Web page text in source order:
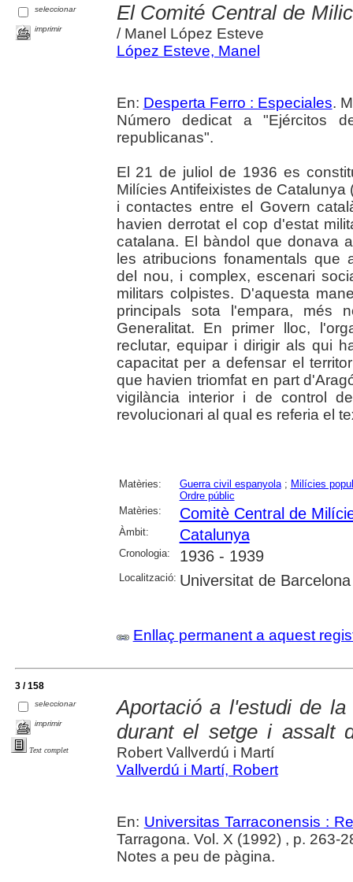
seleccionar
imprimir
El Comité Central de
/ Manel López Esteve
López Esteve, Manel
En: Desperta Ferro : Especiales.
Número dedicat a "Ejércitos
republicanas".
El 21 de juliol de 1936 es
Milícies Antifeixistes de
i contactes entre el Govern
havien derrotat el cop d'estat
catalana. El bàndol que donava
les atribucions fonamentals que
del nou, i complex, escenari
militars colpistes. D'aquesta
principals sota l'empara, més
Generalitat. En primer lloc,
reclutar, equipar i dirigir als qui
capacitat per a defensar el
que havien triomfat en part
vigilància interior i de control
revolucionari al qual es referia el
Matèries: Guerra civil espanyola; Milícies
Ordre públic
Matèries:
Comitè Central de
Àmbit: Catalunya
Cronologia: 1936 - 1939
Localització: Universitat de Barcelona
Enllaç permanent a aquest
3 / 158
seleccionar
imprimir
Text complet
Aportació a l'estudi de
durant el setge i assalt
Robert Vallverdú i Martí
Vallverdú i Martí, Robert
En: Universitas Tarraconensis :
Tarragona. Vol. X (1992) , p. 263-
Notes a peu de pàgina.